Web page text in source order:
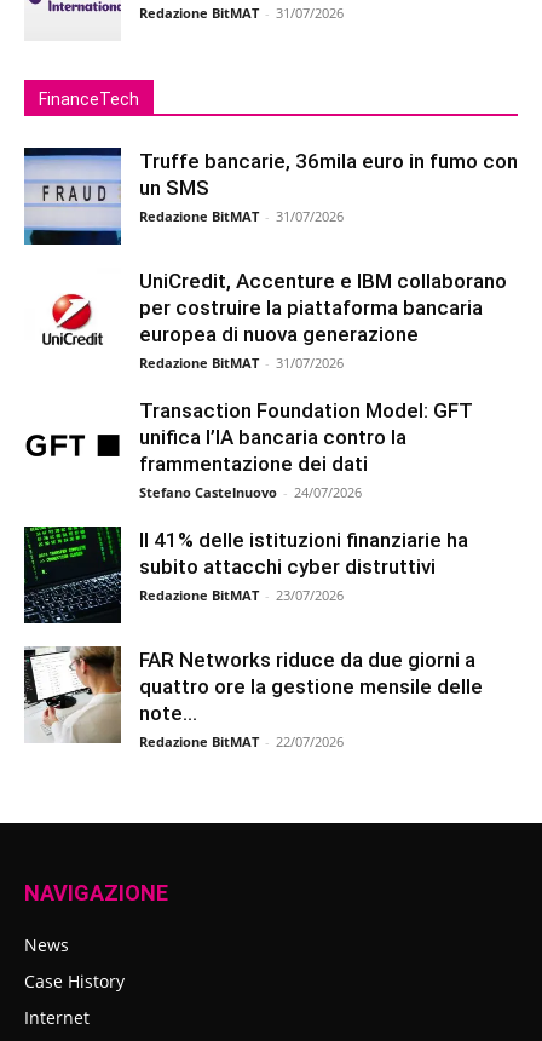
Redazione BitMAT - 31/07/2026
FinanceTech
Truffe bancarie, 36mila euro in fumo con
un SMS
Redazione BitMAT - 31/07/2026
UniCredit, Accenture e IBM collaborano
per costruire la piattaforma bancaria
europea di nuova generazione
Redazione BitMAT - 31/07/2026
Transaction Foundation Model: GFT
unifica l’IA bancaria contro la
frammentazione dei dati
Stefano Castelnuovo - 24/07/2026
Il 41% delle istituzioni finanziarie ha
subito attacchi cyber distruttivi
Redazione BitMAT - 23/07/2026
FAR Networks riduce da due giorni a
quattro ore la gestione mensile delle
note...
Redazione BitMAT - 22/07/2026
NAVIGAZIONE
News
Case History
Internet